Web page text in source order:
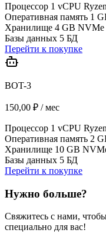
Процессор 1 vCPU
Оперативная память 1
Хранилище 4 GB NVMe
Базы данных 5 БД
Перейти к покупке
BOT-3
150,00 ₽ / мес
Процессор 1 vCPU
Оперативная память 2
Хранилище 10 GB
Базы данных 5 БД
Перейти к покупке
Нужно больше?
Свяжитесь с нами,
специально для вас!